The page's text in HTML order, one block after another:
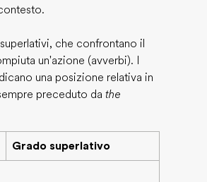
che confrontano il
un'azione (avverbi). I
una posizione relativa in
preceduto da the
Grado superlativo